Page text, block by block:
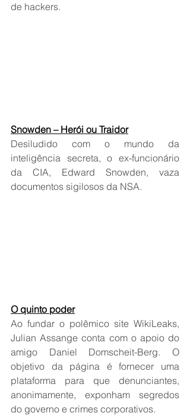
de hackers.
Snowden – Herói ou Traidor
Desiludido com o mundo da
inteligência secreta, o ex-funcionário
da CIA, Edward Snowden, vaza
documentos sigilosos da NSA.
O quinto poder
Ao fundar o polêmico site WikiLeaks,
Julian Assange conta com o apoio do
amigo Daniel Domscheit-Berg. O
objetivo da página é fornecer uma
plataforma para que denunciantes,
anonimamente, exponham segredos
do governo e crimes corporativos.